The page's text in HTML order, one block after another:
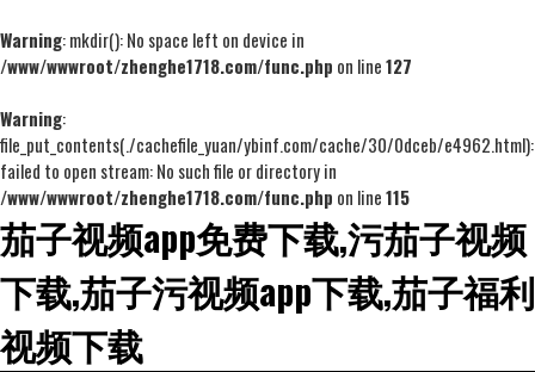
Warning: mkdir(): No space left on device in
/www/wwwroot/zhenghe1718.com/func.php on line127
Warning:
file_put_contents(./cachefile_yuan/ybinf.com/cache/30/0dceb/e4962.html):
failed to open stream: No such file or directory in
/www/wwwroot/zhenghe1718.com/func.php on line115
茄子视频app免费下载,污茄子视频
下载,茄子污视频app下载,茄子福利
视频下载